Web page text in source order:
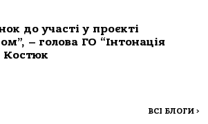
до участі у проєкті
– голова ГО “Інтонація
Костюк
ВСІ БЛОГИ >